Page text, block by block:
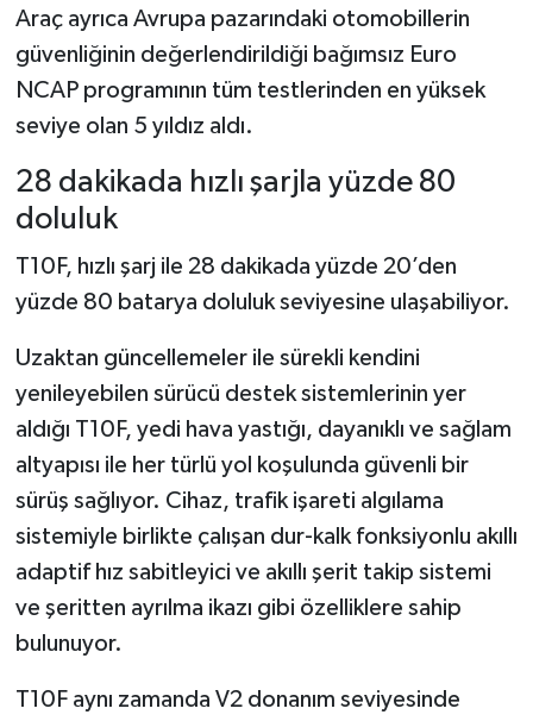
Araç ayrıca Avrupa pazarındaki otomobillerin
güvenliğinin değerlendirildiği bağımsız Euro
NCAP programının tüm testlerinden en yüksek
seviye olan 5 yıldız aldı.
28 dakikada hızlı şarjla yüzde 80
doluluk
T10F, hızlı şarj ile 28 dakikada yüzde 20’den
yüzde 80 batarya doluluk seviyesine ulaşabiliyor.
Uzaktan güncellemeler ile sürekli kendini
yenileyebilen sürücü destek sistemlerinin yer
aldığı T10F, yedi hava yastığı, dayanıklı ve sağlam
altyapısı ile her türlü yol koşulunda güvenli bir
sürüş sağlıyor. Cihaz, trafik işareti algılama
sistemiyle birlikte çalışan dur-kalk fonksiyonlu akıllı
adaptif hız sabitleyici ve akıllı şerit takip sistemi
ve şeritten ayrılma ikazı gibi özelliklere sahip
bulunuyor.
T10F aynı zamanda V2 donanım seviyesinde